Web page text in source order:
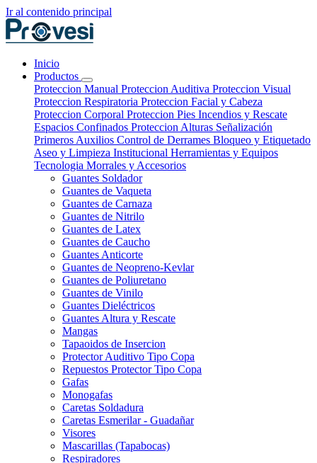
Ir al contenido principal
Inicio
Productos
Proteccion Manual Proteccion Auditiva Proteccion Visual
Proteccion Respiratoria Proteccion Facial y Cabeza
Proteccion Corporal Proteccion Pies Incendios y Rescate
Espacios Confinados Proteccion Alturas Señalización
Primeros Auxilios Control de Derrames Bloqueo y Etiquetado
Aseo y Limpieza Institucional Herramientas y Equipos
Tecnologia Morrales y Accesorios
Guantes Soldador
Guantes de Vaqueta
Guantes de Carnaza
Guantes de Nitrilo
Guantes de Latex
Guantes de Caucho
Guantes Anticorte
Guantes de Neopreno-Kevlar
Guantes de Poliuretano
Guantes de Vinilo
Guantes Dieléctricos
Guantes Altura y Rescate
Mangas
Tapaoidos de Insercion
Protector Auditivo Tipo Copa
Repuestos Protector Tipo Copa
Gafas
Monogafas
Caretas Soldadura
Caretas Esmerilar - Guadañar
Visores
Mascarillas (Tapabocas)
Respiradores